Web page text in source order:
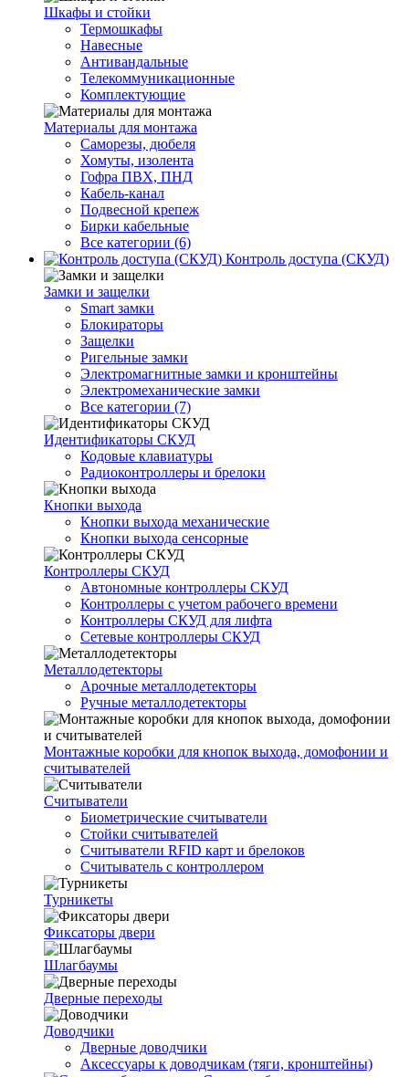
Шкафы и стойки
Термошкафы
Навесные
Антивандальные
Телекоммуникационные
Комплектующие
Материалы для монтажа
Саморезы, дюбеля
Хомуты, изолента
Гофра ПВХ, ПНД
Кабель-канал
Подвесной крепеж
Бирки кабельные
Все категории (6)
Контроль доступа (СКУД)
Замки и защелки
Smart замки
Блокираторы
Защелки
Ригельные замки
Электромагнитные замки и кронштейны
Электромеханические замки
Все категории (7)
Идентификаторы СКУД
Кодовые клавиатуры
Радиоконтроллеры и брелоки
Кнопки выхода
Кнопки выхода механические
Кнопки выхода сенсорные
Контроллеры СКУД
Автономные контроллеры СКУД
Контроллеры с учетом рабочего времени
Контроллеры СКУД для лифта
Сетевые контроллеры СКУД
Металлодетекторы
Арочные металлодетекторы
Ручные металлодетекторы
Монтажные коробки для кнопок выхода, домофонии и
считывателей
Считыватели
Биометрические считыватели
Стойки считывателей
Считыватели RFID карт и брелоков
Считыватель с контроллером
Турникеты
Фиксаторы двери
Шлагбаумы
Дверные переходы
Доводчики
Дверные доводчики
Аксессуары к доводчикам (тяги, кронштейны)